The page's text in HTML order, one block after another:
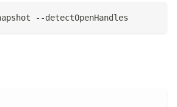
--detectOpenHandles